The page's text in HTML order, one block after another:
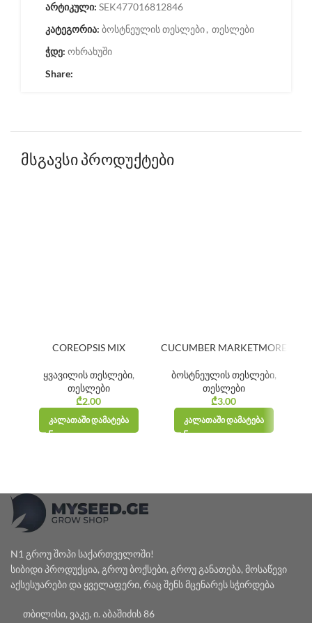
არტიკული: SEK477016812846
კატეგორია: ბოსტნეულის თესლები, თესლები
ჭდე: ოხრახუში
Share:
მსგავსი პროდუქტები
COREOPSIS MIX
ყვავილის თესლები,
თესლები
₾2.00
ᲙᲐᲚᲐᲗᲐᲨᲘ ᲓᲐᲛᲐᲢᲔᲑᲐ
CUCUMBER MARKETMORE
ბოსტნეულის თესლები,
თესლები
₾3.00
ᲙᲐᲚᲐᲗᲐᲨᲘ ᲓᲐᲛᲐᲢᲔᲑᲐ
N1 გროუ შოპი საქართველოში!
სიბიდი პროდუქცია, გროუ ბოქსები, გროუ განათება, მოსაწევი
აქსესუარები და ყველაფერი, რაც შენს მცენარეს სჭირდება
თბილისი, ვაკე, ი. აბაშიძის 86